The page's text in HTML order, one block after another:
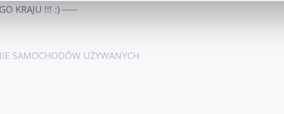
z ich usług.
KRAJU !!! :) -----
SAMOCHODÓW UŻYWANYCH